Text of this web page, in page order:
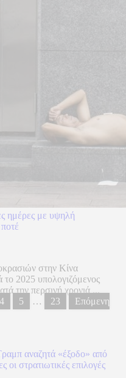
ημέρες με υψηλή
στην Κίνα
το 2025 υπολογιζόμενος
την περσινή χρονιά ...
4 5 … 23
Επόμενη
αναζητά «έξοδο» από
στρατιωτικές επιλογές